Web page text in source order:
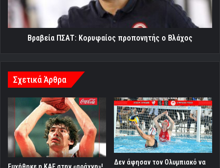
Βραβεία ΠΣΑΤ: Κορυφαίος προπονητής ο Βλάχος
Σχετικά Άρθρα
Δεν άφησαν τον Ολυμπιακό να